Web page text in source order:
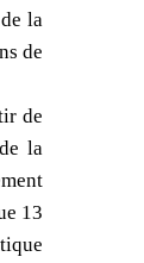
la
de
de
la
13